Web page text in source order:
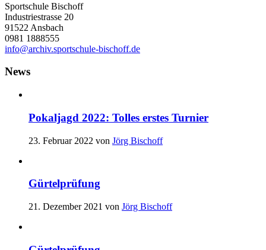
Sportschule Bischoff
Industriestrasse 20
91522 Ansbach
0981 1888555
info@archiv.sportschule-bischoff.de
News
Pokaljagd 2022: Tolles erstes Turnier
23. Februar 2022 von Jörg Bischoff
Gürtelprüfung
21. Dezember 2021 von Jörg Bischoff